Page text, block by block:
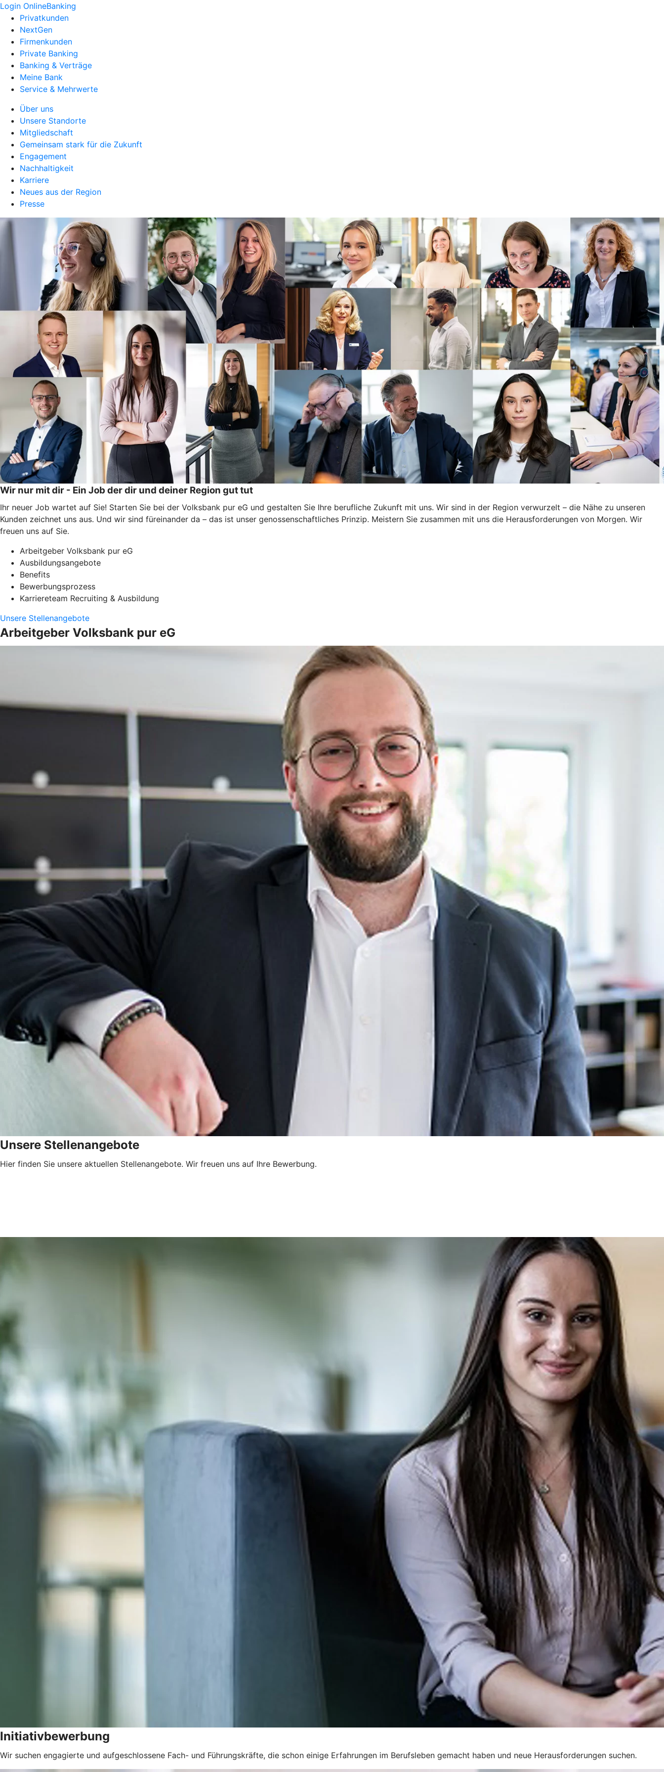
Login OnlineBanking
Privatkunden
NextGen
Firmenkunden
Private Banking
Banking & Verträge
Meine Bank
Service & Mehrwerte
Über uns
Unsere Standorte
Mitgliedschaft
Gemeinsam stark für die Zukunft
Engagement
Nachhaltigkeit
Karriere
Neues aus der Region
Presse
Wir nur mit dir - Ein Job der dir und deiner Region gut tut
Ihr neuer Job wartet auf Sie! Starten Sie bei der Volksbank pur eG und gestalten Sie Ihre berufliche Zukunft mit uns. Wir sind in der Region verwurzelt – die Nähe zu unseren
Kunden zeichnet uns aus. Und wir sind füreinander da – das ist unser genossenschaftliches Prinzip. Meistern Sie zusammen mit uns die Herausforderungen von Morgen. Wir
freuen uns auf Sie.
Arbeitgeber Volksbank pur eG
Ausbildungsangebote
Benefits
Bewerbungsprozess
Karriereteam Recruiting & Ausbildung
Unsere Stellenangebote
Arbeitgeber Volksbank pur eG
Unsere Stellenangebote
Hier finden Sie unsere aktuellen Stellenangebote. Wir freuen uns auf Ihre Bewerbung.
Initiativbewerbung
Wir suchen engagierte und aufgeschlossene Fach- und Führungskräfte, die schon einige Erfahrungen im Berufsleben gemacht haben und neue Herausforderungen suchen.